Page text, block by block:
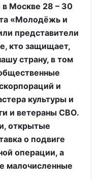
в Москве 28 – 30
«Молодёжь и
представители
кто защищает,
страну, в том
и
культуры и
и ветераны СВО.
открытые
о подвиге
операции, а
малочисленные